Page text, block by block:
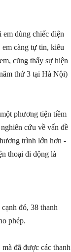
dùng chiếc điện
càng tự tin, kiêu
cũng thấy sự hiện
thứ 3 tại Hà Nội)
phương tiện tiềm
cứu về vấn đề
trình lớn hơn -
thoại di động là
đó, 38 thanh
phép.
đã được các thanh